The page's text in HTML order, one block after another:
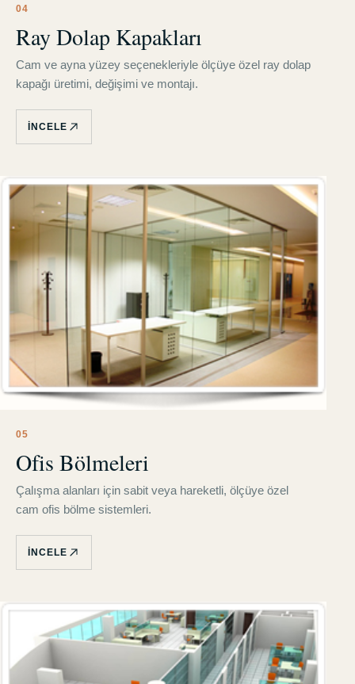
04
Ray Dolap Kapakları
Cam ve ayna yüzey seçenekleriyle ölçüye özel ray dolap
kapağı üretimi, değişimi ve montajı.
İNCELE
05
Ofis Bölmeleri
Çalışma alanları için sabit veya hareketli, ölçüye özel
cam ofis bölme sistemleri.
İNCELE